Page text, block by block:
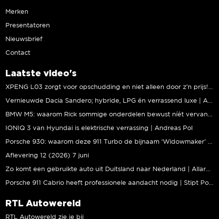
Merken
Presentatoren
Nieuwsbrief
Contact
Laatste video's
XPENG L03 zorgt voor opschudding en niet alleen door z’n prijs! | Jeroen Mul
Vernieuwde Dacia Sandero; hybride, LPG én verrassend luxe | Andreas Pol
BMW M5: waarom Rick sommige onderdelen bewust níét vervangt | Stipt Polish Point
IONIQ 3 van Hyundai is elektrische verrassing | Andreas Pol
Porsche 930: waarom deze 911 Turbo de bijnaam ‘Widowmaker’ kreeg | Gallery Aaldering
Aflevering 12 (2026) 7 juni
Zo komt een gebruikte auto uit Duitsland naar Nederland | Allard Kalff
Porsche 911 Cabrio heeft professionele aandacht nodig | Stipt Polish Point
RTL Autowereld
RTL Autowereld zie je bij